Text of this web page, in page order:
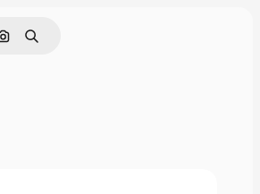
Buscar por imagen
Buscar